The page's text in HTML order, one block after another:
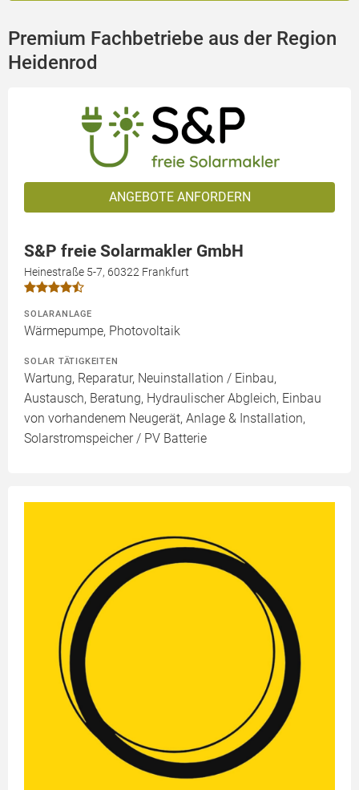
Premium Fachbetriebe aus der Region
Heidenrod
ANGEBOTE ANFORDERN
S&P freie Solarmakler GmbH
Heinestraße 5-7, 60322 Frankfurt
SOLARANLAGE
Wärmepumpe, Photovoltaik
SOLAR TÄTIGKEITEN
Wartung, Reparatur, Neuinstallation / Einbau,
Austausch, Beratung, Hydraulischer Abgleich, Einbau
von vorhandenem Neugerät, Anlage & Installation,
Solarstromspeicher / PV Batterie